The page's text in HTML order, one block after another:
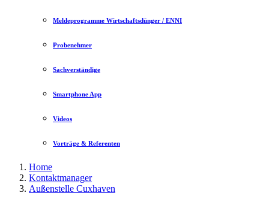
Meldeprogramme Wirtschaftsdünger / ENNI
Probenehmer
Sachverständige
Smartphone App
Videos
Vorträge & Referenten
Home
Kontaktmanager
Außenstelle Cuxhaven